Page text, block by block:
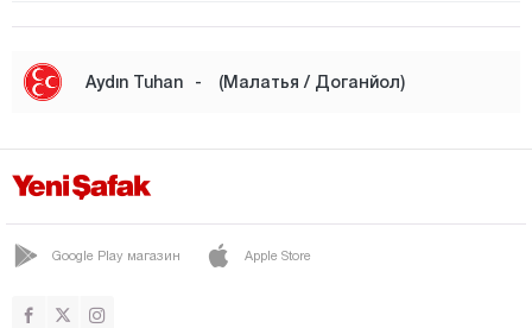
КУЛУНДЖАК
ПУТЮРГЕ
ЙЕШИЛЮРТ
Маниса
Мугла
Aydın Tuhan - (Малатья / Доганйол)
Google Play магазин Apple Store